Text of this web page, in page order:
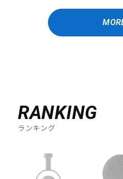
RANKING
ランキング